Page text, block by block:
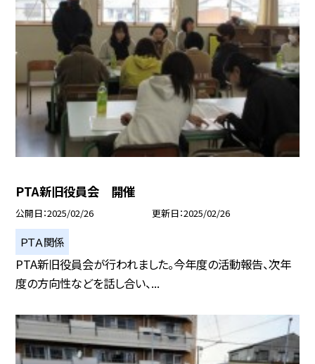
PTA新旧役員会 開催
公開日 2025/02/26 更新日 2025/02/26
ＰＴＡ関係
PTA新旧役員会が行われました。今年度の活動報告、次年
度の方向性などを話し合い、...